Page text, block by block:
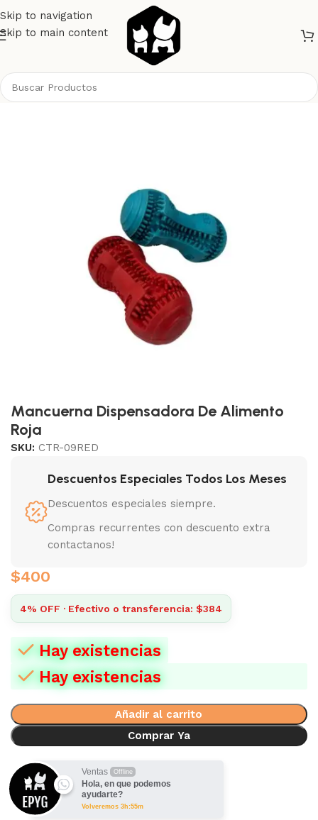
Skip to navigation
Skip to main content
Mancuerna Dispensadora De Alimento
Roja
SKU: CTR-09RED
Descuentos Especiales Todos Los Meses
Descuentos especiales siempre.
Compras recurrentes con descuento extra
contactanos!
$400
4% OFF · Efectivo o transferencia: $384
Hay existencias
Hay existencias
Añadir al carrito
Comprar Ya
Ventas Offline
Hola, en que podemos
ayudarte?
Volveremos 3h:55m